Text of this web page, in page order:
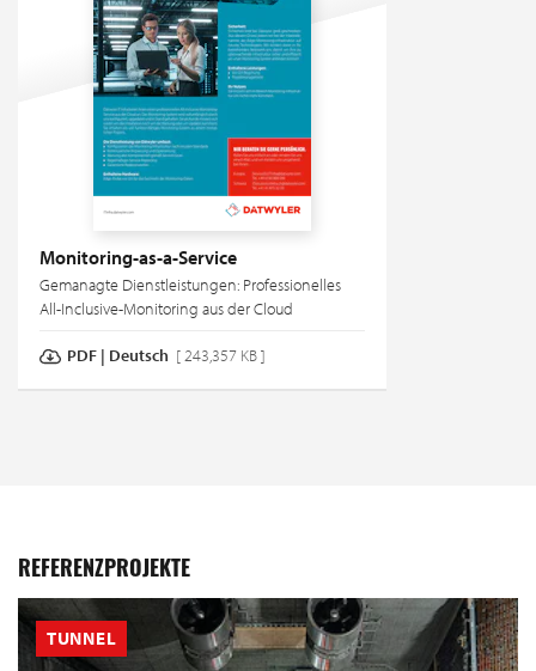
Monitoring-as-a-Service
Gemanagte Dienstleistungen: Professionelles
All-Inclusive-Monitoring aus der Cloud
PDF | Deutsch [ 243,357 KB ]
REFERENZPROJEKTE
TUNNEL